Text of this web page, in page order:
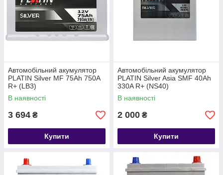
Автомобільний акумулятор
PLATIN Silver MF 75Ah 750A
R+ (LB3)
В наявності
3 694 ₴
Купити
Автомобільний акумулятор
PLATIN Silver Asia SMF 40Ah
330A R+ (NS40)
В наявності
2 000 ₴
Купити